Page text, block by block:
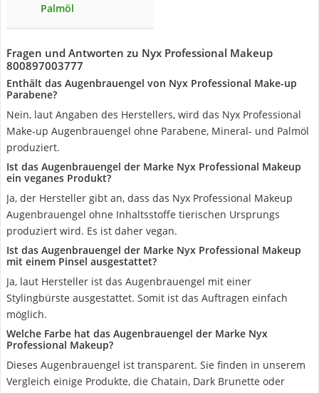
Palmöl
Fragen und Antworten zu Nyx Professional Makeup
‎800897003777
Enthält das Augenbrauengel von Nyx Professional Make-up
Parabene?
Nein, laut Angaben des Herstellers, wird das Nyx Professional
Make-up Augenbrauengel ohne Parabene, Mineral- und Palmöl
produziert.
Ist das Augenbrauengel der Marke Nyx Professional Makeup
ein veganes Produkt?
Ja, der Hersteller gibt an, dass das Nyx Professional Makeup
Augenbrauengel ohne Inhaltsstoffe tierischen Ursprungs
produziert wird. Es ist daher vegan.
Ist das Augenbrauengel der Marke Nyx Professional Makeup
mit einem Pinsel ausgestattet?
Ja, laut Hersteller ist das Augenbrauengel mit einer
Stylingbürste ausgestattet. Somit ist das Auftragen einfach
möglich.
Welche Farbe hat das Augenbrauengel der Marke Nyx
Professional Makeup?
Dieses Augenbrauengel ist transparent. Sie finden in unserem
Vergleich einige Produkte, die Chatain, Dark Brunette oder